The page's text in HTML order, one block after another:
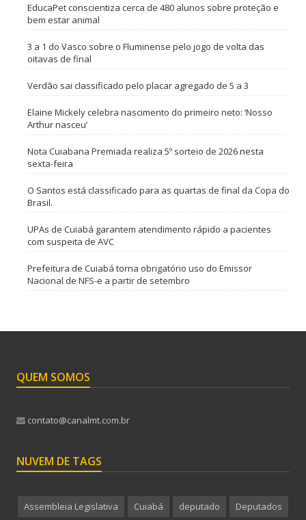
EducaPet conscientiza cerca de 480 alunos sobre proteção e
bem estar animal
3 a 1 do Vasco sobre o Fluminense pelo jogo de volta das
oitavas de final
Verdão sai classificado pelo placar agregado de 5 a 3
Elaine Mickely celebra nascimento do primeiro neto: ‘Nosso
Arthur nasceu’
Nota Cuiabana Premiada realiza 5º sorteio de 2026 nesta
sexta-feira
O Santos está classificado para as quartas de final da Copa do
Brasil.
UPAs de Cuiabá garantem atendimento rápido a pacientes
com suspeita de AVC
Prefeitura de Cuiabá torna obrigatório uso do Emissor
Nacional de NFS-e a partir de setembro
QUEM SOMOS
contato@canalmt.com.br
NUVEM DE TAGS
Assembleia Legislativa Cuiabá deputado Deputados